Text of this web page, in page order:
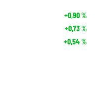
+0,90%
+0,73%
+0,54%